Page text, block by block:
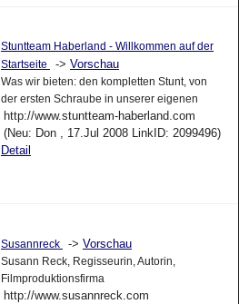
Stuntteam Haberland - Willkommen auf der
Startseite
-> Vorschau
Was wir bieten: den kompletten Stunt, von
der ersten Schraube in unserer eigenen
http://www.stuntteam-haberland.com
(Neu: Don , 17.Jul 2008 LinkID: 2099496)
Detail
Susannreck -> Vorschau
Susann Reck, Regisseurin, Autorin,
Filmproduktionsfirma
http://www.susannreck.com